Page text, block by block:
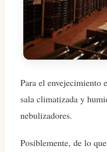
Para el envejecimiento
sala climatizada y
nebulizadores.
Posiblemente, de lo